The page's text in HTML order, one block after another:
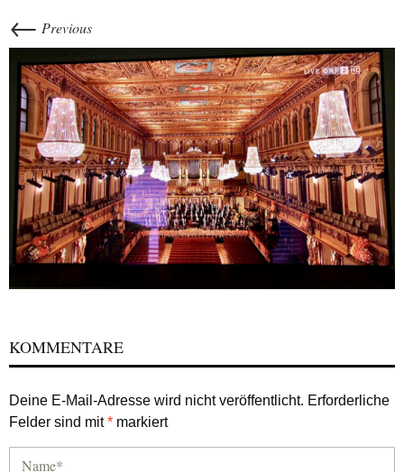
← Previous
KOMMENTARE
Deine E-Mail-Adresse wird nicht veröffentlicht. Erforderliche
Felder sind mit* markiert